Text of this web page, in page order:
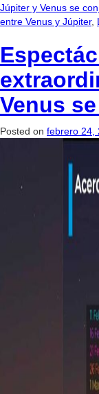
Júpiter y Venus se
entre Venus y Júpiter,
Venus
Posted on febrero 24,